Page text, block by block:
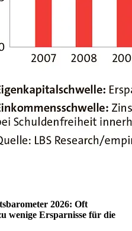
2026: Oft
wenige Ersparnisse für die